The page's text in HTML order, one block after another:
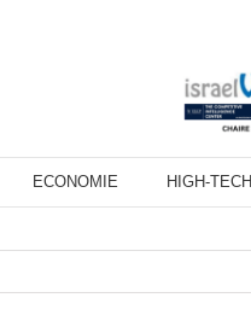
ECONOMIE HIGH-TECH